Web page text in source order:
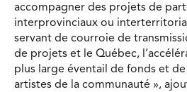
accompagner des projets de
interprovinciaux ou
servant de courroie de
de projets et le Québec,
plus large éventail de fonds et de
artistes de la communauté »,